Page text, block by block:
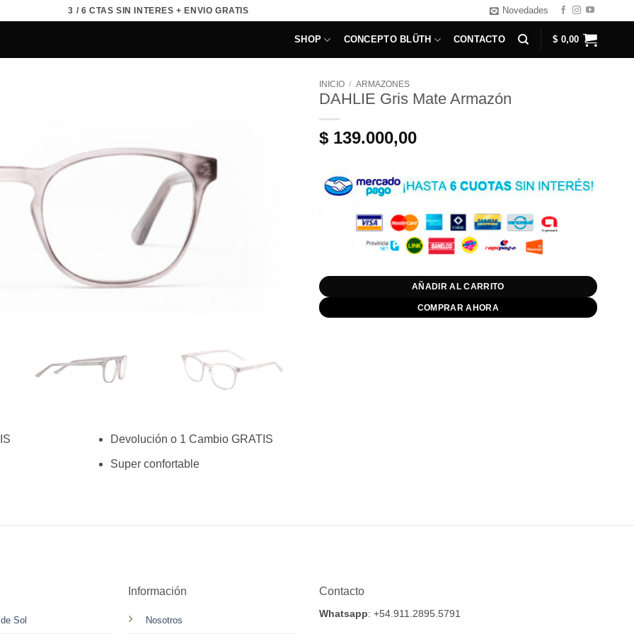
3 / 6 CTAS SIN INTERES + ENVIO GRATIS Novedades
SHOP CONCEPTO BLÜTH CONTACTO $ 0,00
Devolución o 1 Cambio GRATIS
Super confortable
INICIO / ARMAZONES
DAHLIE Gris Mate Armazón
$139.000,00
AÑADIR AL CARRITO
COMPRAR AHORA
Sol
Información
Nosotros
Contacto
Whatsapp: +54.911.2895.5791